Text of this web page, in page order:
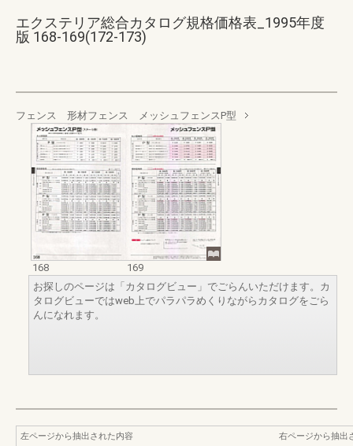
エクステリア総合カタログ規格価格表_1995年度
版 168-169(172-173)
フェンス 形材フェンス メッシュフェンスP型
168
169
お探しのページは「カタログビュー」でごらんいただけます。カ
タログビューではweb上でパラパラめくりながらカタログをごら
んになれます。
左ページから抽出された内容
右ページから抽出